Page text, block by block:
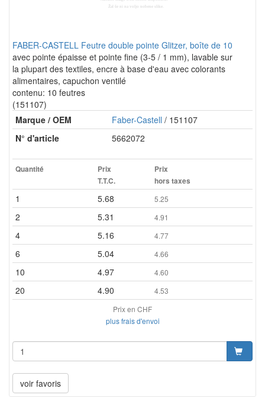
FABER-CASTELL Feutre double pointe Glitzer, boîte de 10
avec pointe épaisse et pointe fine (3-5 / 1 mm), lavable sur
la plupart des textiles, encre à base d'eau avec colorants
alimentaires, capuchon ventilé
contenu: 10 feutres
(151107)
Marque / OEM
Faber-Castell / 151107
N° d'article
5662072
Quantité
Prix
T.T.C.
Prix
hors taxes
1 5.68 5.25
2 5.31 4.91
4 5.16 4.77
6 5.04 4.66
10 4.97 4.60
20 4.90
4.53
Prix en CHF
plus frais d'envoi
voir favoris